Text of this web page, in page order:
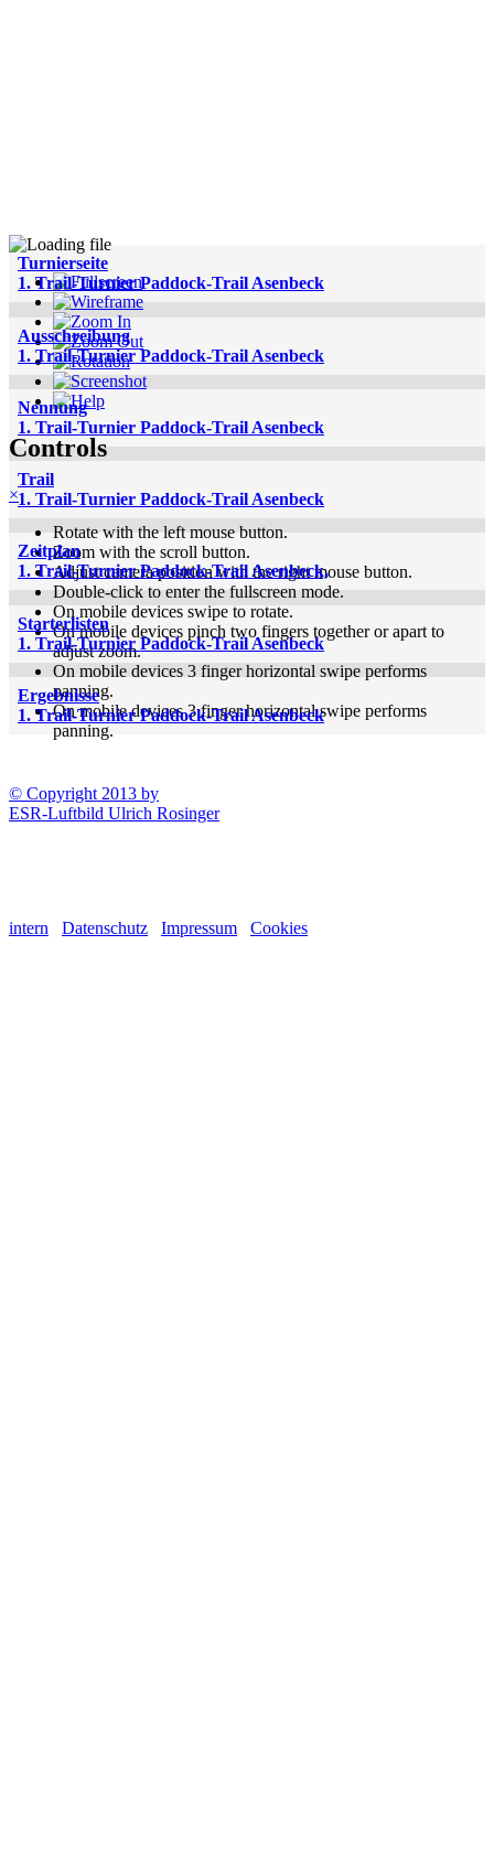
Controls
×
Rotate with the left mouse button.
Zoom with the scroll button.
Adjust camera position with the right mouse button.
Double-click to enter the fullscreen mode.
On mobile devices swipe to rotate.
On mobile devices pinch two fingers together or apart to
adjust zoom.
On mobile devices 3 finger horizontal swipe performs
panning.
On mobile devices 3 finger horizontal swipe performs
panning.
Turnierseite
1. Trail-Turnier Paddock-Trail Asenbeck
Ausschreibung
1. Trail-Turnier Paddock-Trail Asenbeck
Nennung
1. Trail-Turnier Paddock-Trail Asenbeck
Trail
1. Trail-Turnier Paddock-Trail Asenbeck
Zeitplan
1. Trail-Turnier Paddock-Trail Asenbeck,
Starterlisten
1. Trail-Turnier Paddock-Trail Asenbeck
Ergebnisse
1. Trail-Turnier Paddock-Trail Asenbeck
© Copyright 2013 by
ESR-Luftbild Ulrich Rosinger
intern Datenschutz Impressum Cookies